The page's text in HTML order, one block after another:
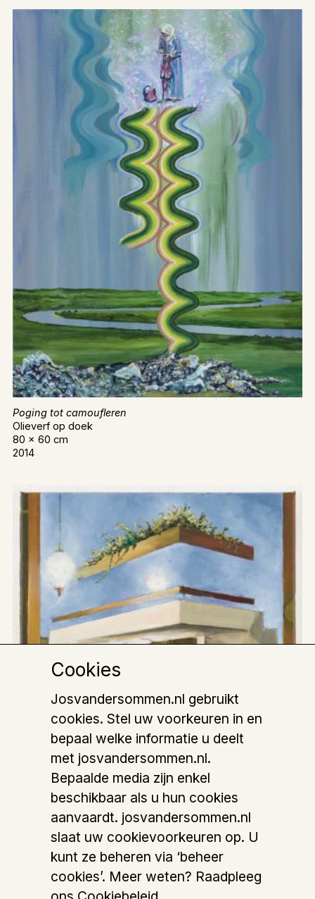
Poging tot camoufleren
Olieverf op doek
80 x 60 cm
2014
Cookies
Josvandersommen.nl gebruikt
cookies. Stel uw voorkeuren in en
bepaal welke informatie u deelt
met josvandersommen.nl.
Bepaalde media zijn enkel
beschikbaar als u hun cookies
aanvaardt. josvandersommen.nl
slaat uw cookievoorkeuren op. U
kunt ze beheren via ‘beheer
cookies’. Meer weten? Raadpleeg